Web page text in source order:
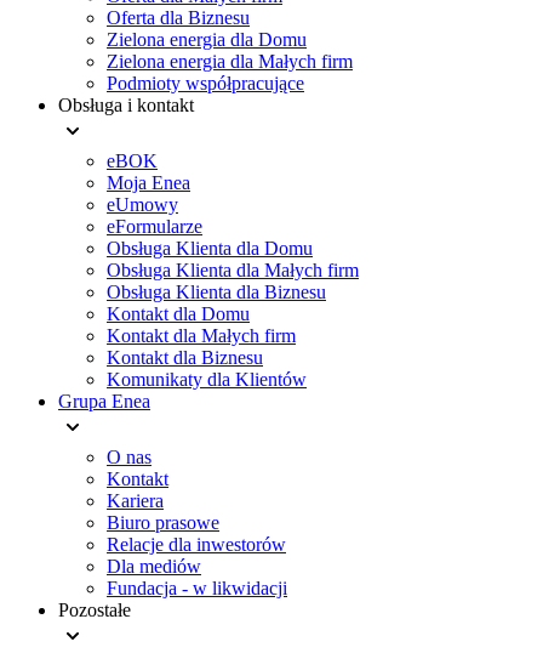
Oferta dla Biznesu
Zielona energia dla Domu
Zielona energia dla Małych firm
Podmioty współpracujące
Obsługa i kontakt
eBOK
Moja Enea
eUmowy
eFormularze
Obsługa Klienta dla Domu
Obsługa Klienta dla Małych firm
Obsługa Klienta dla Biznesu
Kontakt dla Domu
Kontakt dla Małych firm
Kontakt dla Biznesu
Komunikaty dla Klientów
Grupa Enea
O nas
Kontakt
Kariera
Biuro prasowe
Relacje dla inwestorów
Dla mediów
Fundacja - w likwidacji
Pozostałe